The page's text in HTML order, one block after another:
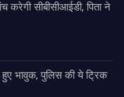
करेगी सीबीसीआईडी, पिता ने
हुए भावुक, पुलिस की ये ट्रिक